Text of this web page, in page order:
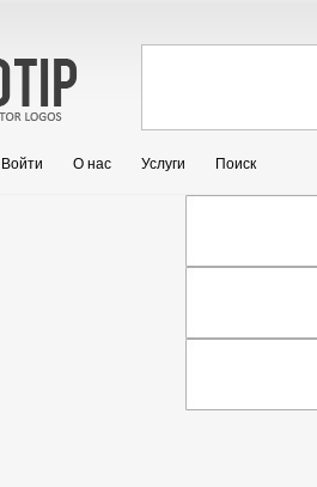
Войти О нас Услуги Поиск